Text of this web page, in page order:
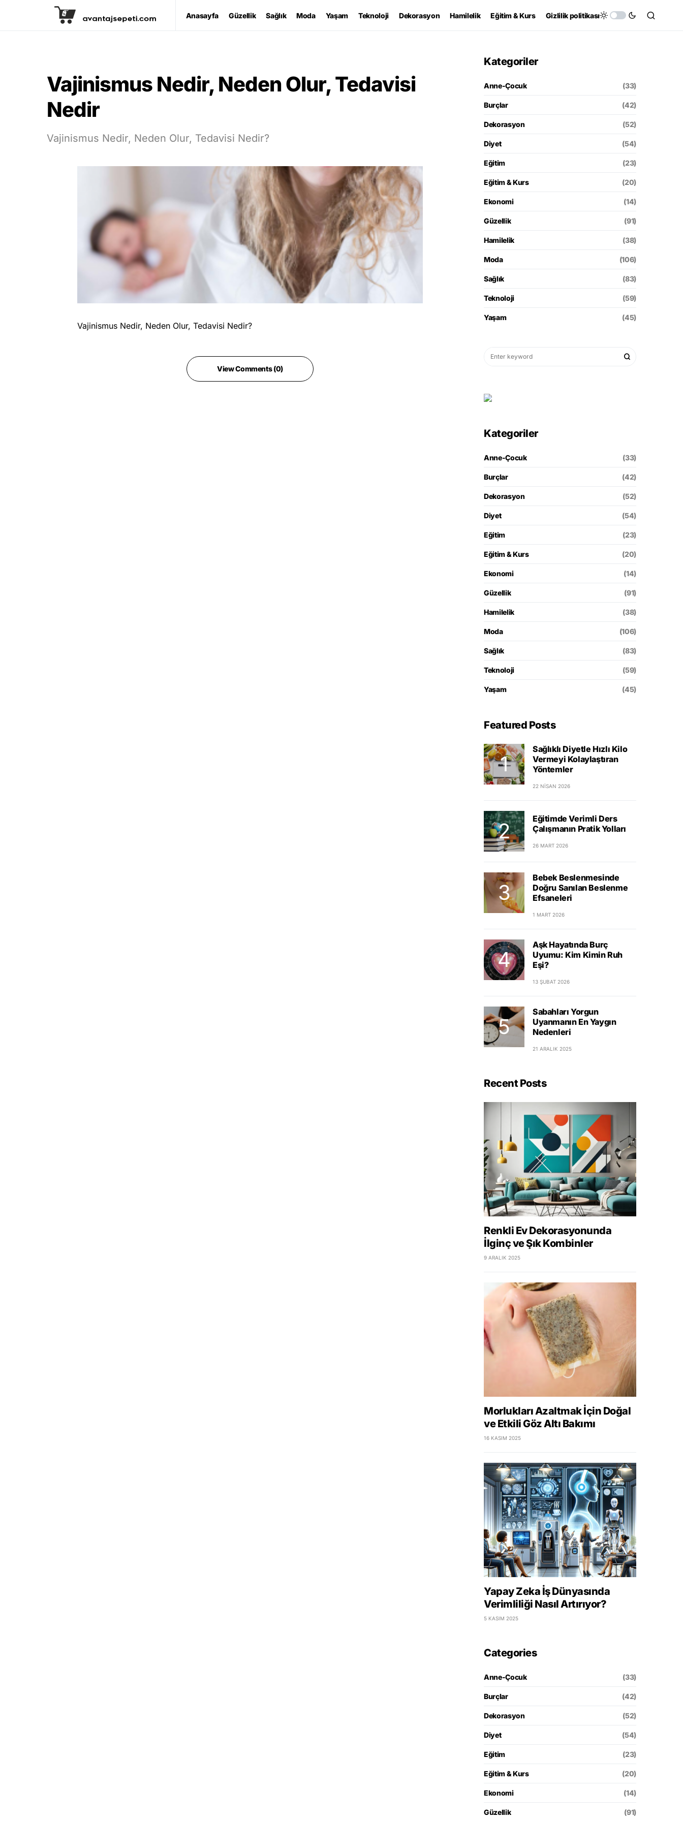
Anasayfa Güzellik Sağlık Moda Yaşam Teknoloji Dekorasyon Hamilelik Eğitim & Kurs Gizlilik politikası
Vajinismus Nedir, Neden Olur, Tedavisi
Nedir
Vajinismus Nedir, Neden Olur, Tedavisi Nedir?
Vajinismus Nedir, Neden Olur, Tedavisi Nedir?
View Comments (0)
Kategoriler
Anne-Çocuk (33)
Burçlar (42)
Dekorasyon (52)
Diyet (54)
Eğitim (23)
Eğitim & Kurs (20)
Ekonomi (14)
Güzellik (91)
Hamilelik (38)
Moda (106)
Sağlık (83)
Teknoloji (59)
Yaşam (45)
Kategoriler
Anne-Çocuk (33)
Burçlar (42)
Dekorasyon (52)
Diyet (54)
Eğitim (23)
Eğitim & Kurs (20)
Ekonomi (14)
Güzellik (91)
Hamilelik (38)
Moda (106)
Sağlık (83)
Teknoloji (59)
Yaşam (45)
Featured Posts
Sağlıklı Diyetle Hızlı Kilo
Vermeyi Kolaylaştıran
Yöntemler
22 NISAN 2026
Eğitimde Verimli Ders
Çalışmanın Pratik Yolları
26 MART 2026
Bebek Beslenmesinde
Doğru Sanılan Beslenme
Efsaneleri
1 MART 2026
Aşk Hayatında Burç
Uyumu: Kim Kimin Ruh
Eşi?
13 ŞUBAT 2026
Sabahları Yorgun
Uyanmanın En Yaygın
Nedenleri
21 ARALIK 2025
Recent Posts
Renkli Ev Dekorasyonunda
İlginç ve Şık Kombinler
9 ARALIK 2025
Morlukları Azaltmak İçin Doğal
ve Etkili Göz Altı Bakımı
16 KASIM 2025
Yapay Zeka İş Dünyasında
Verimliliği Nasıl Artırıyor?
5 KASIM 2025
Categories
Anne-Çocuk (33)
Burçlar (42)
Dekorasyon (52)
Diyet (54)
Eğitim (23)
Eğitim & Kurs (20)
Ekonomi (14)
Güzellik (91)